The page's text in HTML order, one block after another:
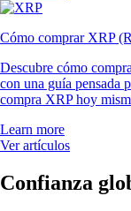
Cómo comprar XRP
Descubre cómo
con una guía pensada
compra XRP hoy
Learn more
Ver artículos
Confianza